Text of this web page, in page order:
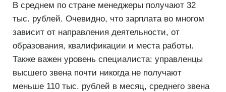
В среднем по стране менеджеры получают 32
тыс. рублей. Очевидно, что зарплата во многом
зависит от направления деятельности, от
образования, квалификации и места работы.
Также важен уровень специалиста: управленцы
высшего звена почти никогда не получают
меньше 110 тыс. рублей в месяц, среднего звена